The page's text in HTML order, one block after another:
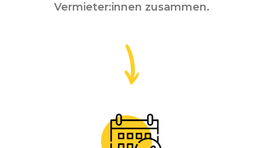
Vermieter:innen zusammen.